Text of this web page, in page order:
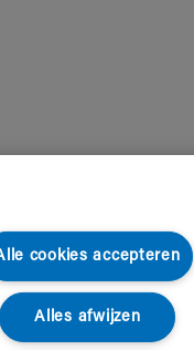
cookies accepteren
Alles afwijzen